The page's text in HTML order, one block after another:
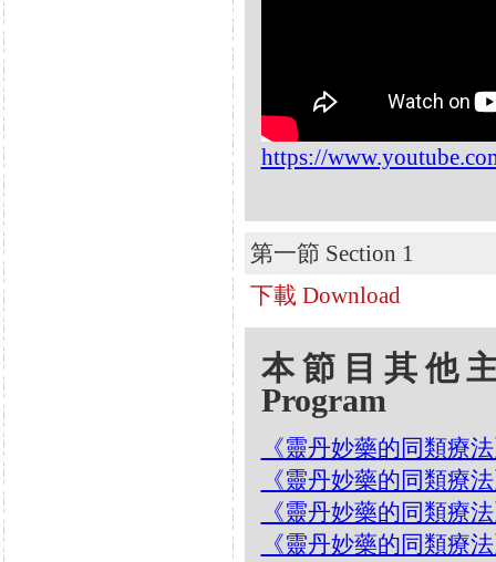
https://
第一節 Section 1
下載 Download
本節目其他
Program
《靈丹妙藥的同類療
《靈丹妙藥的同類療
《靈丹妙藥的同類療
《靈丹妙藥的同類療